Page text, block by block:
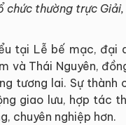
chức thường trực
tại Lễ bế mạc, đại
và Thái Nguyên,
tương lai. Sự thành
giao lưu, hợp tác
chuyên nghiệp hơn.